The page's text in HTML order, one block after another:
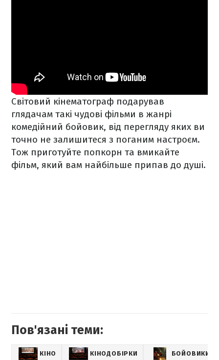
Світовий кінематограф подарував
глядачам такі чудові фільми в жанрі
комедійний бойовик, від перегляду яких ви
точно не залишитеся з поганим настроєм.
Тож приготуйте попкорн та вмикайте
фільм, який вам найбільше припав до душі.
Пов'язані теми:
КІНО КІНОДОБІРКИ БОЙОВИКИ